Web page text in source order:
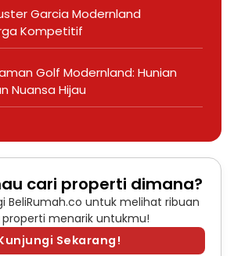
Garcia Modernland
Kompetitif
Golf Modernland: Hunian
Nuansa Hijau
cari properti dimana?
BeliRumah.co untuk melihat ribuan
properti menarik untukmu!
Sekarang!